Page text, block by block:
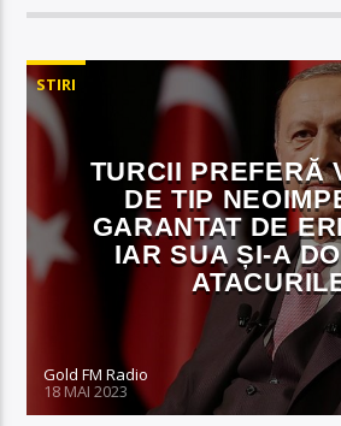
STIRI
TURCII PREFERĂ
DE TIP
GARANTAT DE
IAR SUA ȘI-A
Gold FM Radio
18 MAI 2023